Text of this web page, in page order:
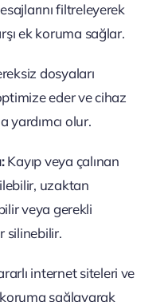
filtreleyerek
ek koruma sağlar.
dosyaları
eder ve cihaz
yardımcı olur.
Kayıp veya çalınan
uzaktan
veya gerekli
silinebilir.
internet siteleri ve
sağlayarak